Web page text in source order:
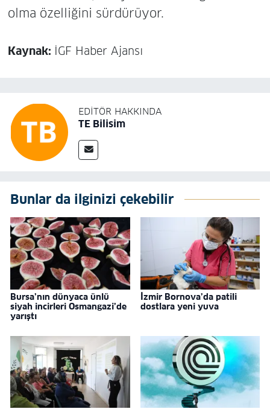
olma özelliğini sürdürüyor.
Kaynak: İGF Haber Ajansı
EDITÖR HAKKINDA
TE Bilisim
Bunlar da ilginizi çekebilir
Bursa’nın dünyaca ünlü
siyah incirleri Osmangazi’de
yarıştı
İzmir Bornova’da patili
dostlara yeni yuva